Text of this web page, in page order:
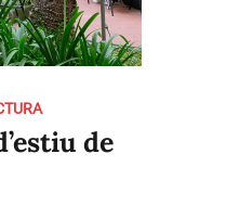
de